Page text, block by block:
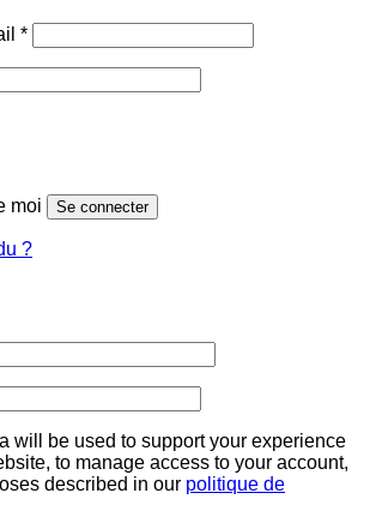
*Obligatoire
moi Se connecter
?
will be used to support your experience
to manage access to your account,
described in our politique de